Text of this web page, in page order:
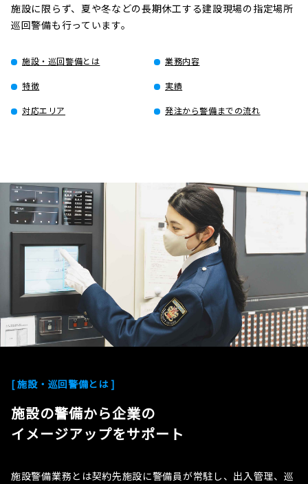
施設に限らず、夏や冬などの長期休工する建設現場の指定場所
巡回警備も行っています。
施設・巡回警備とは 業務内容
特徴 実績
対応エリア 発注から警備までの流れ
[ 施設・巡回警備とは ]
施設の警備から企業の
イメージアップをサポート
施設警備業務とは契約先施設に警備員が常駐し、出入管理、巡